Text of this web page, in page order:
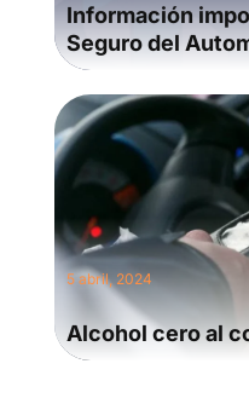
Información
Seguro del
5 abril, 2024
Alcohol cero al